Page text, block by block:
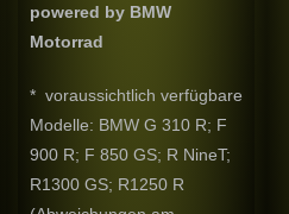
powered by BMW
Motorrad
* voraussichtlich verfügbare
Modelle: BMW G 310 R; F
900 R; F 850 GS; R NineT;
R1300 GS; R1250 R